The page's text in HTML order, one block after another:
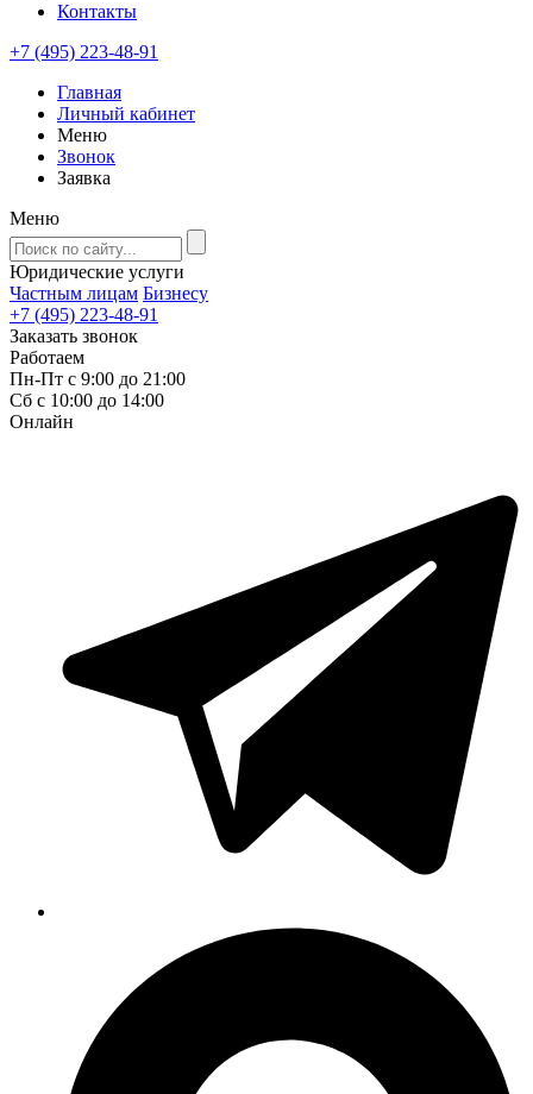
Контакты
+7 (495) 223-48-91
Главная
Личный кабинет
Меню
Звонок
Заявка
Меню
Юридические услуги
Частным лицам Бизнесу
+7 (495) 223-48-91
Заказать звонок
Работаем
Пн-Пт с 9:00 до 21:00
Сб с 10:00 до 14:00
Онлайн